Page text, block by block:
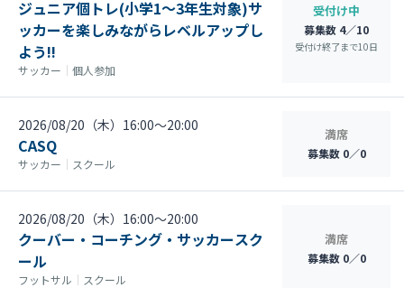
ジュニア個トレ(小学1～3年生対象)サ
ッカーを楽しみながらレベルアップし
よう‼
サッカー ｜ 個人参加
受付け中
募集数 4／10
受付け終了まで10日
2026/08/20（木）16:00〜20:00
CASQ
サッカー ｜ スクール
満席
募集数 0／0
2026/08/20（木）16:00〜20:00
クーバー・コーチング・サッカースク
ール
フットサル ｜ スクール
満席
募集数 0／0